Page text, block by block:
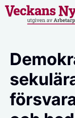
Hoppa